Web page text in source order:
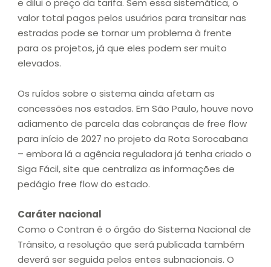
e dilui o preço da tarifa. Sem essa sistemática, o
valor total pagos pelos usuários para transitar nas
estradas pode se tornar um problema à frente
para os projetos, já que eles podem ser muito
elevados.
Os ruídos sobre o sistema ainda afetam as
concessões nos estados. Em São Paulo, houve novo
adiamento de parcela das cobranças de free flow
para início de 2027 no projeto da Rota Sorocabana
– embora lá a agência reguladora já tenha criado o
Siga Fácil, site que centraliza as informações de
pedágio free flow do estado.
Caráter nacional
Como o Contran é o órgão do Sistema Nacional de
Trânsito, a resolução que será publicada também
deverá ser seguida pelos entes subnacionais. O